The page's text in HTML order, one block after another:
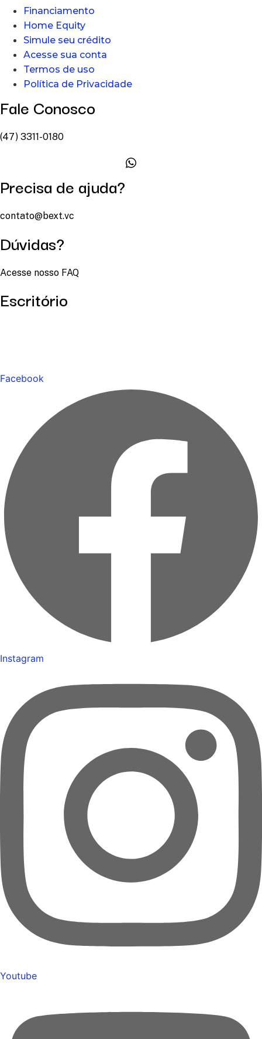
Financiamento
Home Equity
Simule seu crédito
Acesse sua conta
Termos de uso
Política de Privacidade
Fale Conosco
(47) 3311-0180
Precisa de ajuda?
contato@bext.vc
Dúvidas?
Acesse nosso FAQ
Escritório
Facebook
Instagram
Youtube